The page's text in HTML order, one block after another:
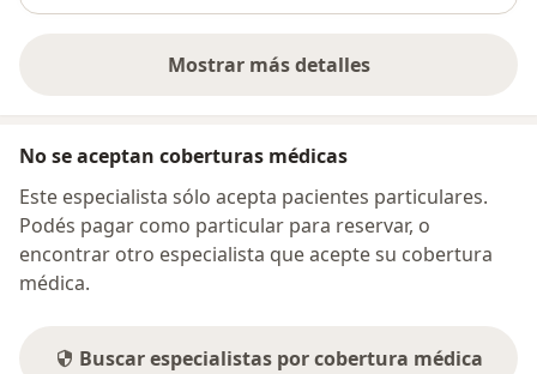
Mostrar más detalles
sobre la dirección
No se aceptan coberturas médicas
Este especialista sólo acepta pacientes particulares.
Podés pagar como particular para reservar, o
encontrar otro especialista que acepte su cobertura
médica.
Buscar especialistas por cobertura médica